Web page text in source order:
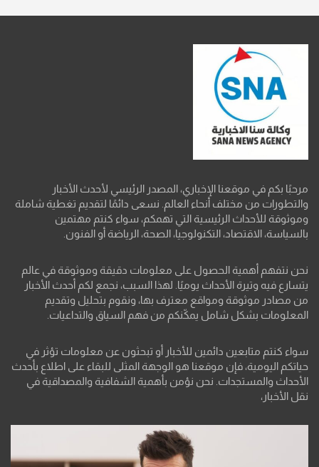
مرحبًا بكم في موقعنا الإخباري، المصدر الرئيسي لأحدث الأخبار
والتطورات من مختلف أنحاء العالم. نسعى دائمًا لتقديم تغطية شاملة
وموثوقة للأحداث الرئيسية التي تهمكم، سواء كنتم مهتمين
بالسياسة، الاقتصاد، التكنولوجيا، الصحة، الرياضة أو الفنون.
نحن نتفهم أهمية الحصول على معلومات دقيقة وموثوقة في عالم
يتسارع فيه وتيرة الأحداث يوميًا. لهذا السبب، نجمع لكم أحدث الأخبار
من مصادر موثوقة ومواقع معترف بها، ونقوم بتحليل وتقديم
المعلومات بشكل شامل يمكّنكم من فهم السياق والتداعيات.
سواء كنتم متابعين دائمين للأخبار أو تبحثون عن معلومات تؤثر في
حياتكم اليومية، فإن موقعنا هو الوجهة المثلى للبقاء على اطلاع بأحدث
الأحداث والمستجدات. نحن نؤمن بأهمية الشفافية والمصداقية في
نقل الأخبار،